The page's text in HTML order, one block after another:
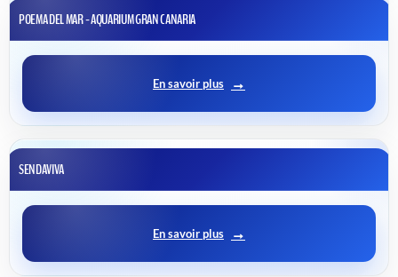
POEMA DEL MAR - AQUARIUM GRAN CANARIA
En savoir plus
SENDAVIVA
En savoir plus